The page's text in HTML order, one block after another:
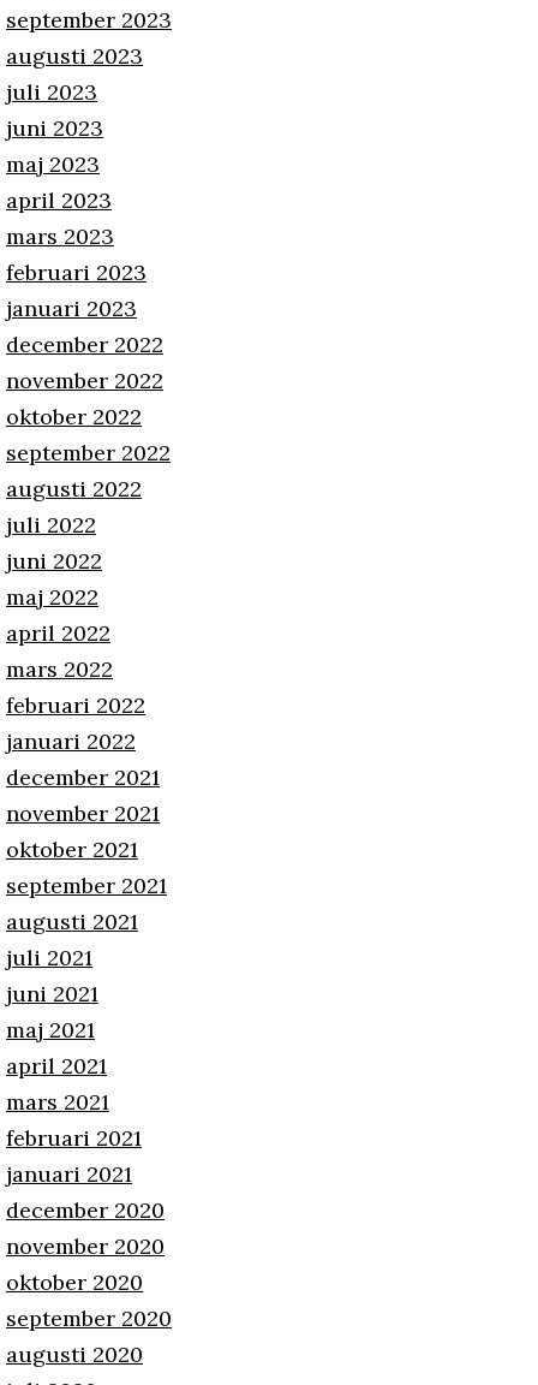
september 2023
augusti 2023
juli 2023
juni 2023
maj 2023
april 2023
mars 2023
februari 2023
januari 2023
december 2022
november 2022
oktober 2022
september 2022
augusti 2022
juli 2022
juni 2022
maj 2022
april 2022
mars 2022
februari 2022
januari 2022
december 2021
november 2021
oktober 2021
september 2021
augusti 2021
juli 2021
juni 2021
maj 2021
april 2021
mars 2021
februari 2021
januari 2021
december 2020
november 2020
oktober 2020
september 2020
augusti 2020